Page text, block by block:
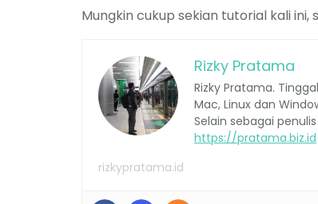
Mungkin cukup sekian tutorial kali
Rizky Pratama
Rizky Pratama.
Mac, Linux dan
Selain sebagai
https://pratama.biz.id
rizkypratama.id